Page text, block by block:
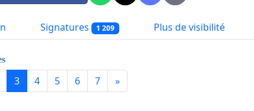
Signatures 1 209 Plus de visibilité
3 4 5 6 7 »